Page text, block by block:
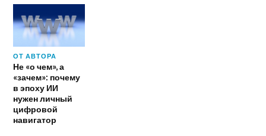
ОТ АВТОРА
Не «о чем», а
«зачем»: почему
в эпоху ИИ
нужен личный
цифровой
навигатор